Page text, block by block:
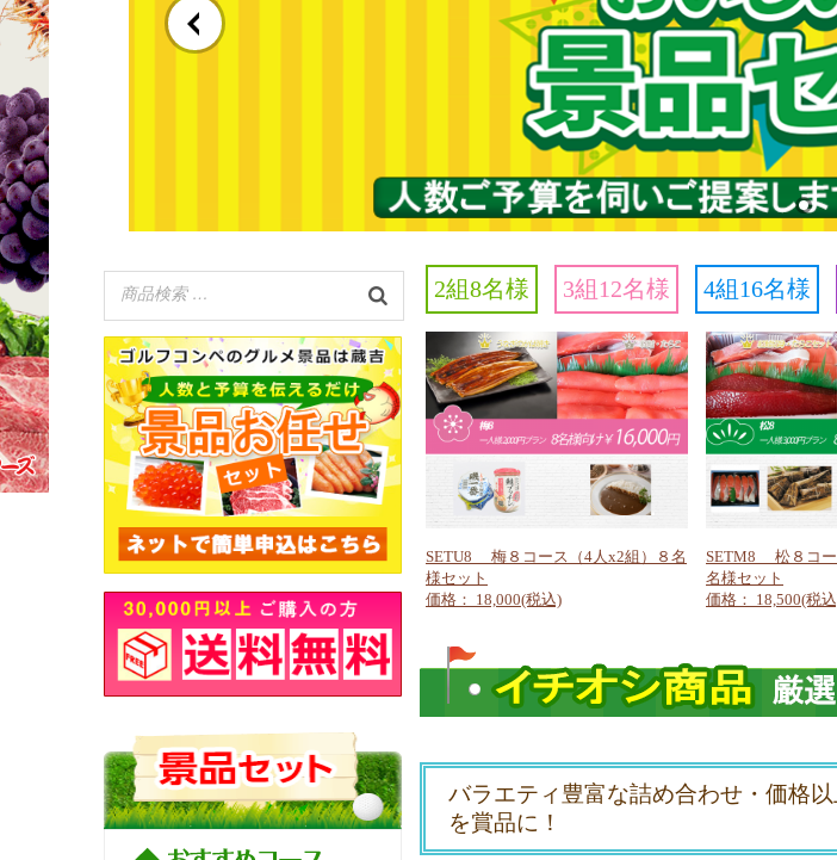
2組8名様 3組12名様 4組16名様
SETU8 梅８コース（4人x2組）８名
様セット
価格： 18,000(税込)
SETM8 松８コー
名様セット
価格： 18,500(税
バラエティ豊富な詰め合わせ・価格
を賞品に！